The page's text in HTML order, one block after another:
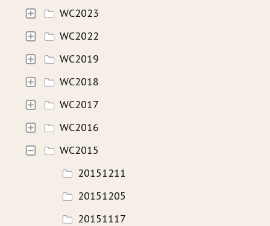
SELF BRIEFING
HISTORIE
WAVECAMP 2024
WAVECAMP 2023
WAVECAMP 2017
WC2023
WC2022
WC2019
WC2018
WC2017
WC2016
WC2015
20151211
20151205
20151117